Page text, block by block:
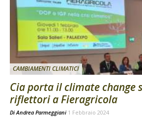
CAMBIAMENTI CLIMATICI
Cia porta il climate change
riflettori a Fieragricola
DiAndrea Parmeggiani 1 Febbraio 2024